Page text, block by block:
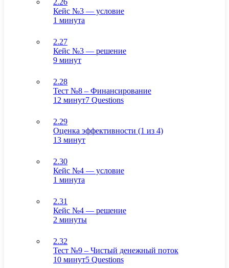
Кейс №3 — условие
1 минута
2.27
Кейс №3 — решение
9 минут
2.28
Тест №8 – Финансирование
12 минут7 Questions
2.29
Оценка эффективности (1 из 4)
13 минут
2.30
Кейс №4 — условие
1 минута
2.31
Кейс №4 — решение
2 минуты
2.32
Тест №9 – Чистый денежный поток
10 минут5 Questions